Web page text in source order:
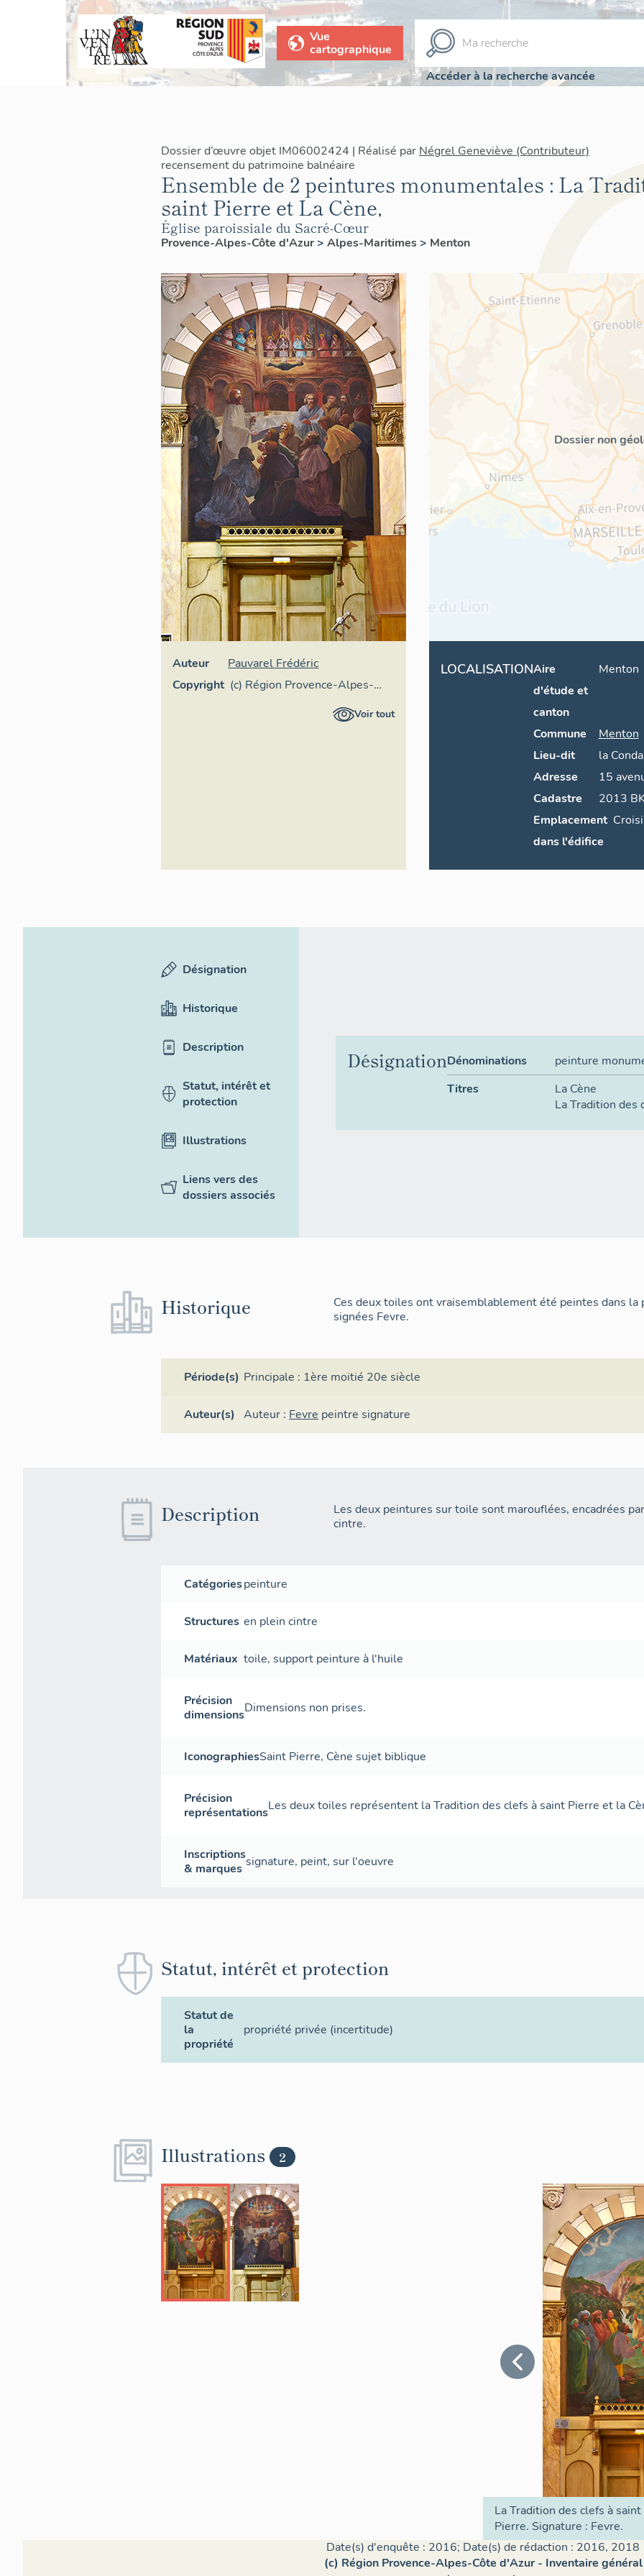
Vue
cartographique
Accéder à la recherche avancée
Dossier d’œuvre objet IM06002424 | Réalisé par Négrel Geneviève (Contributeur)
recensement du patrimoine balnéaire
Ensemble de 2 peintures monumentales : La
saint Pierre et La Cène,
Église paroissiale du Sacré-Cœur
Provence-Alpes-Côte d'Azur> Alpes-Maritimes> Menton
Auteur
Pauvarel Frédéric
Copyright (c) Région Provence-Alpes-
Côte d'Azur - InventaireVoir tout
Dossier non
LOCALISATIONAire
d'étude et
canton
Menton
Commune
Menton
Lieu-dit
la
Adresse
15
Cadastre
Emplacement
dans l'édifice
Désignation
Historique
Description
Statut, intérêt et
protection
Illustrations
Liens vers des
dossiers associés
DésignationDénominations
peinture
Titres
La Cène
La Tradition des
Historique
Ces deux toiles ont vraisemblablement été peintes dans
signées Fevre.
Période(s) Principale : 1ère moitié 20e siècle
Auteur(s) Auteur : Fevre peintre signature
Description
Les deux peintures sur toile sont marouflées, encadrées
cintre.
Catégoriespeinture
Structures en plein cintre
Matériaux toile,support peinture à l'huile
Précision
dimensionsDimensions non prises.
IconographiesSaint Pierre, Cène sujet biblique
Précision
représentationsLes deux toiles représentent la Tradition des clefs à saint Pierre et la
Inscriptions
& marques signature, peint, sur l'oeuvre
Statut, intérêt et protection
Statut de
la
propriété
propriété privée (incertitude)
Illustrations 2
La Tradition des clefs à saint
Pierre. Signature : Fevre.
Date(s) d'enquête : 2016; Date(s) de rédaction : 2016, 2018
(c) Région Provence-Alpes-Côte d'Azur - Inventaire général